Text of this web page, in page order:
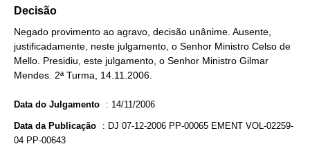
Decisão
Negado provimento ao agravo, decisão unânime. Ausente,
justificadamente, neste julgamento, o Senhor Ministro Celso de
Mello. Presidiu, este julgamento, o Senhor Ministro Gilmar
Mendes. 2ª Turma, 14.11.2006.
Data do Julgamento : 14/11/2006
Data da Publicação : DJ 07-12-2006 PP-00065 EMENT VOL-02259-
04 PP-00643